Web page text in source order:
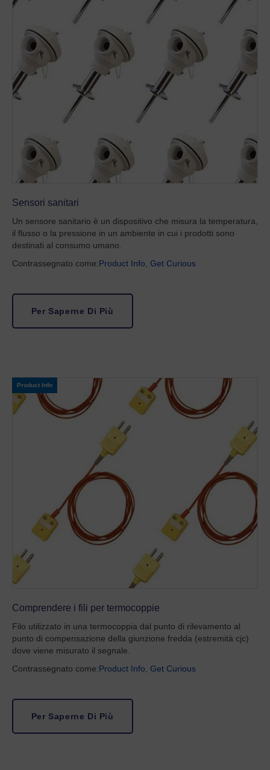
Sensori sanitari
Un sensore sanitario è un dispositivo che misura la temperatura,
il flusso o la pressione in un ambiente in cui i prodotti sono
destinati al consumo umano.
Contrassegnato come:Product Info Get Curious
Per Saperne Di Più
Product Info
Comprendere i fili per termocoppie
Filo utilizzato in una termocoppia dal punto di rilevamento al
punto di compensazione della giunzione fredda (estremità cjc)
dove viene misurato il segnale.
Contrassegnato come:Product Info Get Curious
Per Saperne Di Più